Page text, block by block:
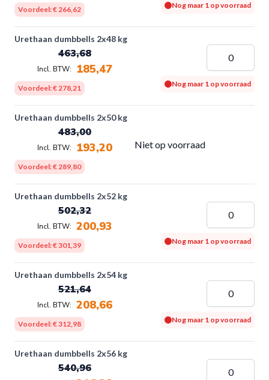
Voordeel:€ 266,62 Nog maar 1 op voorraad
Urethaan dumbbells 2x48 kg
185,47
463,68
Voordeel:€ 278,21 Nog maar 1 op voorraad
Urethaan dumbbells 2x50 kg
193,20
483,00
Voordeel:€ 289,80
Niet op voorraad
Urethaan dumbbells 2x52 kg
200,93
502,32
Voordeel:€ 301,39 Nog maar 1 op voorraad
Urethaan dumbbells 2x54 kg
208,66
521,64
Voordeel:€ 312,98 Nog maar 1 op voorraad
Urethaan dumbbells 2x56 kg
540,96